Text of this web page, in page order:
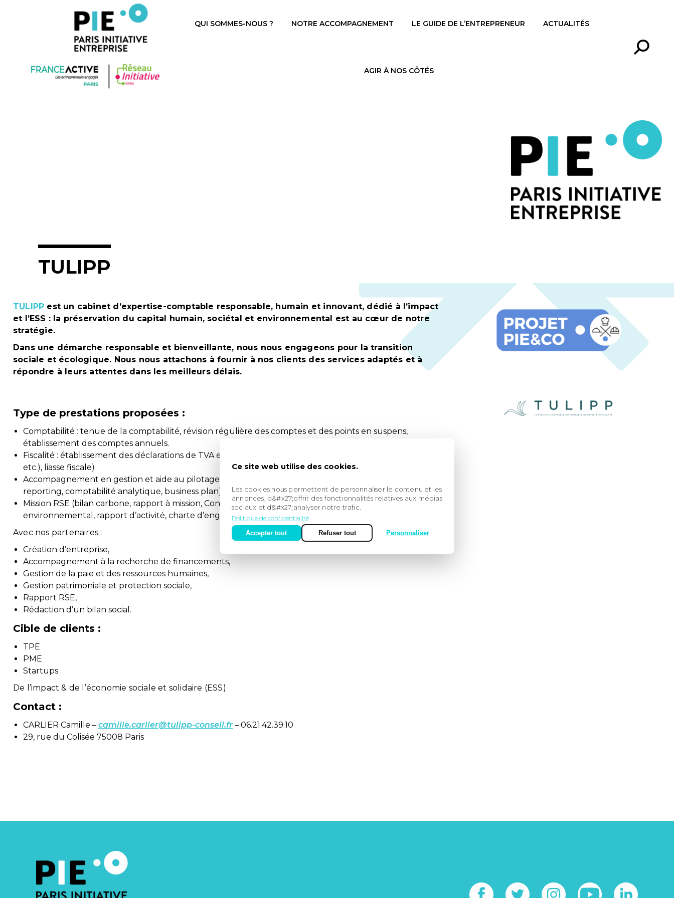
QUI SOMMES-NOUS ? NOTRE ACCOMPAGNEMENT LE GUIDE DE L’ENTREPRENEUR ACTUALITÉS
AGIR À NOS CÔTÉS
:
TULIPP
TULIPP est un cabinet d’expertise-comptable responsable, humain et innovant, dédié à l’impact
et l’ESS : la préservation du capital humain, sociétal et environnemental est au cœur de notre
stratégie.
Dans une démarche responsable et bienveillante, nous nous engageons pour la transition
sociale et écologique. Nous nous attachons à fournir à nos clients des services adaptés et à
répondre à leurs attentes dans les meilleurs délais.
Type de prestations proposées :
Comptabilité : tenue de la comptabilité, révision régulière des comptes et des points en suspens,
établissement des comptes annuels.
Fiscalité : établissement des déclarations de TVA et des autres déclarations fiscales (IS, CET, DAS2, TVS,
etc.), liasse fiscale)
Accompagnement en gestion et aide au pilotage de la performance (prévisionnels, tableau de bord &
reporting, comptabilité analytique, business plan).
Mission RSE (bilan carbone, rapport à mission, Conseil en amélioration d’impact social et
environnemental, rapport d’activité, charte d’engagement),
Avec nos partenaires :
Création d’entreprise,
Accompagnement à la recherche de financements,
Gestion de la paie et des ressources humaines,
Gestion patrimoniale et protection sociale,
Rapport RSE,
Rédaction d’un bilan social.
Cible de clients :
TPE
PME
Startups
De l’impact & de l’économie sociale et solidaire (ESS)
Contact :
CARLIER Camille – camille.carlier@tulipp-conseil.fr – 06.21.42.39.10
29, rue du Colisée 75008 Paris
Ce site web utilise des cookies.
Les cookies nous permettent de personnaliser le contenu et les
annonces, d&#x27;offrir des fonctionnalités relatives aux médias
sociaux et d&#x27;analyser notre trafic.
Politique de confidentialité
Accepter tout
Refuser tout Personnaliser